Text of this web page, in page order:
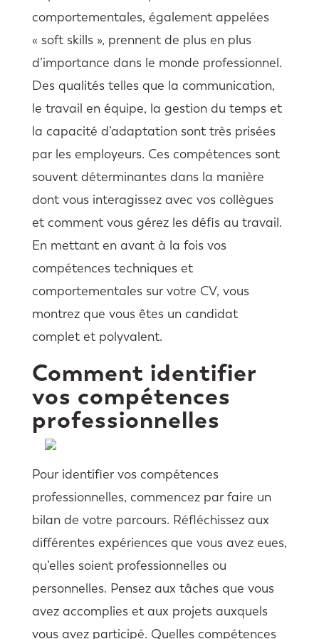
comportementales, également appelées
« soft skills », prennent de plus en plus
d’importance dans le monde professionnel.
Des qualités telles que la communication,
le travail en équipe, la gestion du temps et
la capacité d’adaptation sont très prisées
par les employeurs. Ces compétences sont
souvent déterminantes dans la manière
dont vous interagissez avec vos collègues
et comment vous gérez les défis au travail.
En mettant en avant à la fois vos
compétences techniques et
comportementales sur votre CV, vous
montrez que vous êtes un candidat
complet et polyvalent.
Comment identifier
vos compétences
professionnelles
Pour identifier vos compétences
professionnelles, commencez par faire un
bilan de votre parcours. Réfléchissez aux
différentes expériences que vous avez eues,
qu’elles soient professionnelles ou
personnelles. Pensez aux tâches que vous
avez accomplies et aux projets auxquels
vous avez participé. Quelles compétences